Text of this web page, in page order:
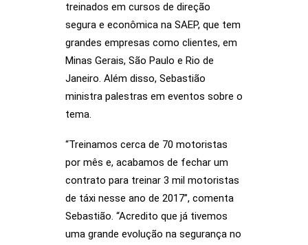
treinados em cursos de direção
segura e econômica na SAEP, que tem
grandes empresas como clientes, em
Minas Gerais, São Paulo e Rio de
Janeiro. Além disso, Sebastião
ministra palestras em eventos sobre o
tema.
“Treinamos cerca de 70 motoristas
por mês e, acabamos de fechar um
contrato para treinar 3 mil motoristas
de táxi nesse ano de 2017”, comenta
Sebastião. “Acredito que já tivemos
uma grande evolução na segurança no